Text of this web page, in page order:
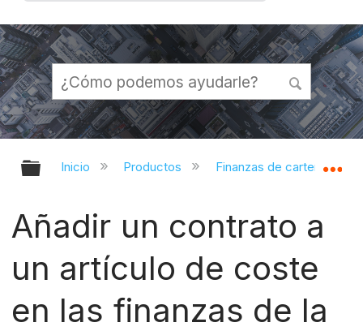
Expandir/contraer jerarquía global
Inicio Productos Finanzas de cartera y
Añadir un contrato a
un artículo de coste
en las finanzas de la